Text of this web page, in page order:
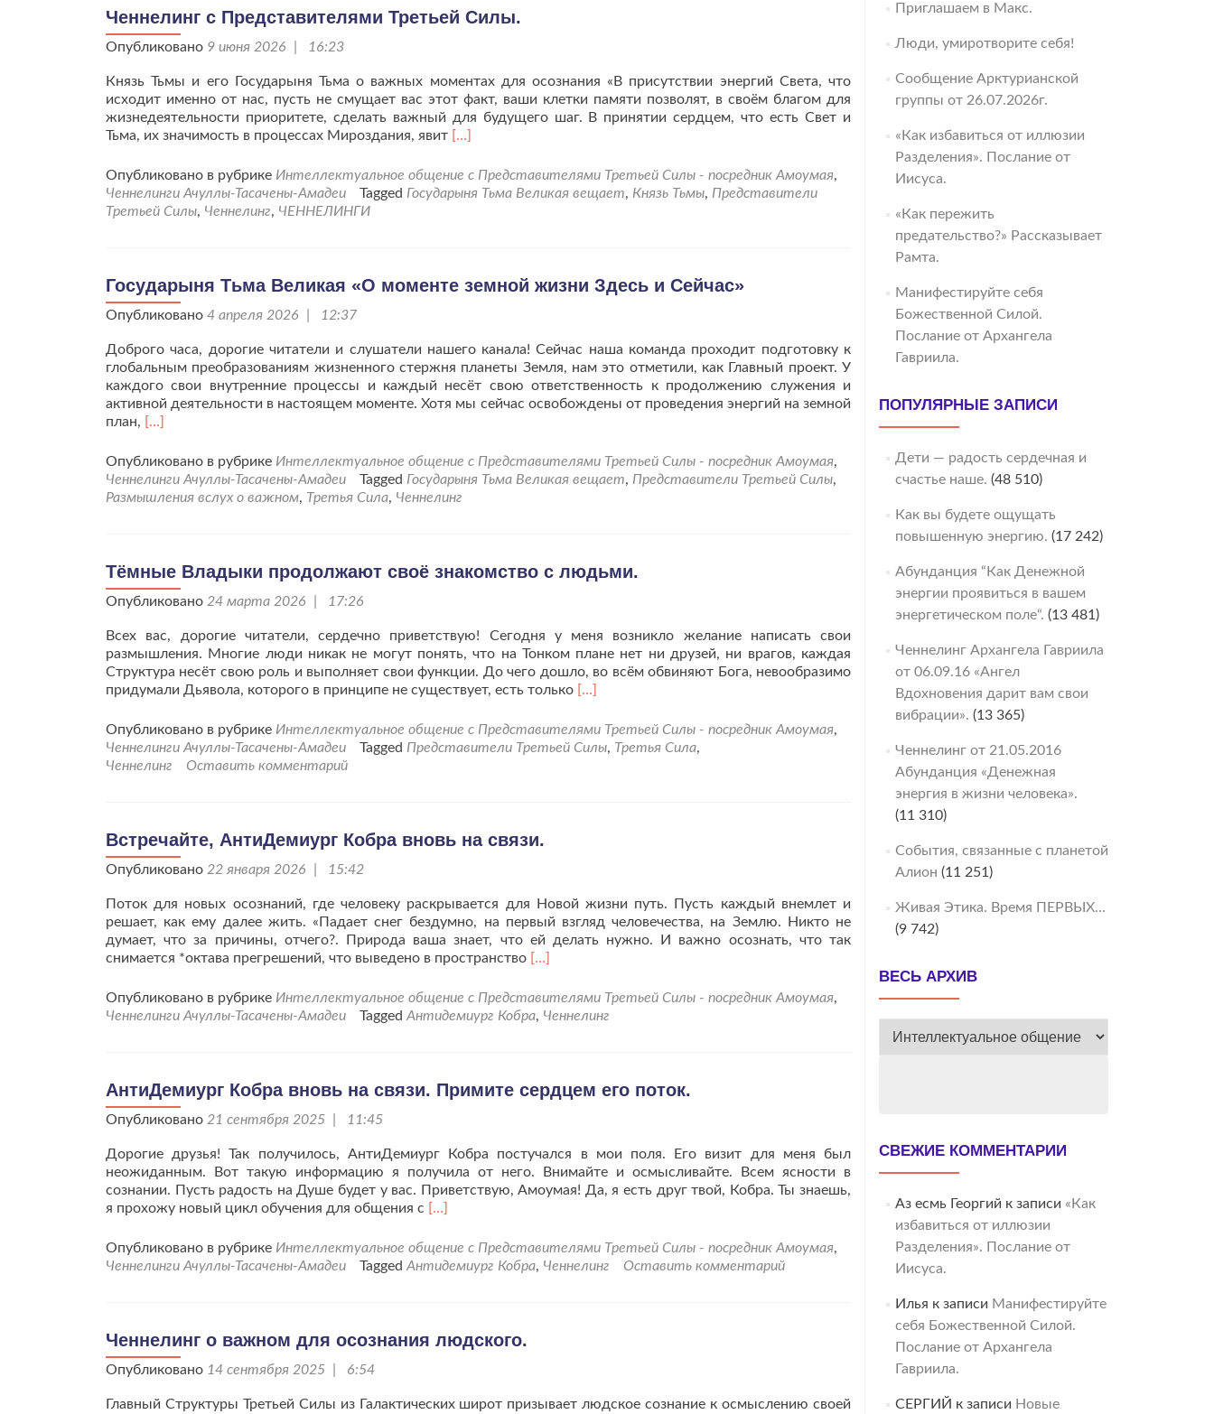
Ченнелинг с Представителями Третьей Силы.
Опубликовано 9 июня 2026 | 16:23
Князь Тьмы и его Государыня Тьма о важных моментах для осознания «В присутствии энергий Света, что
исходит именно от нас, пусть не смущает вас этот факт, ваши клетки памяти позволят, в своём благом для
жизнедеятельности приоритете, сделать важный для будущего шаг. В принятии сердцем, что есть Свет и
Тьма, их значимость в процессах Мироздания, явит Читать
проЧеннелинг
с
[…]
Опубликовано в рубрике Интеллектуальное общение с Представителями Третьей Силы - посредник Амоумая,
Ченнелинги Ачуллы-Тасачены-Амадеи
Tagged Государыня Тьма Великая вещает, Князь Тьмы, Представители
Третьей Силы, Ченнелинг, ЧЕННЕЛИНГИ
Государыня Тьма Великая «О моменте земной жизни Здесь и Сейчас»
Опубликовано 4 апреля 2026 | 12:37
Доброго часа, дорогие читатели и слушатели нашего канала! Сейчас наша команда проходит подготовку к
глобальным преобразованиям жизненного стержня планеты Земля, нам это отметили, как Главный проект. У
каждого свои внутренние процессы и каждый несёт свою ответственность к продолжению служения и
активной деятельности в настоящем моменте. Хотя мы сейчас освобождены от проведения энергий на земной
план, Читать
проГосударыня
Тьма
Великая
жизни
и
[…]
Опубликовано в рубрике Интеллектуальное общение с Представителями Третьей Силы - посредник Амоумая,
Ченнелинги Ачуллы-Тасачены-Амадеи
Tagged Государыня Тьма Великая вещает, Представители Третьей Силы,
Размышления вслух о важном, Третья Сила, Ченнелинг
Тёмные Владыки продолжают своё знакомство с людьми.
Опубликовано 24 марта 2026 | 17:26
Всех вас, дорогие читатели, сердечно приветствую! Сегодня у меня возникло желание написать свои
размышления. Многие люди никак не могут понять, что на Тонком плане нет ни друзей, ни врагов, каждая
Структура несёт свою роль и выполняет свои функции. До чего дошло, во всём обвиняют Бога, невообразимо
придумали Дьявола, которого в принципе не существует, есть только Читать
проТёмные
Владыки
[…]
Опубликовано в рубрике Интеллектуальное общение с Представителями Третьей Силы - посредник Амоумая,
Ченнелинги Ачуллы-Тасачены-Амадеи
Tagged Представители Третьей Силы, Третья Сила,
Ченнелинг
Оставить комментарий
Встречайте, АнтиДемиург Кобра вновь на связи.
Опубликовано 22 января 2026 | 15:42
Поток для новых осознаний, где человеку раскрывается для Новой жизни путь. Пусть каждый внемлет и
решает, как ему далее жить. «Падает снег бездумно, на первый взгляд человечества, на Землю. Никто не
думает, что за причины, отчего?. Природа ваша знает, что ей делать нужно. И важно осознать, что так
снимается *октава прегрешений, что выведено в пространство Читать
проВстречайте,
АнтиДемиург
связи.
[…]
Опубликовано в рубрике Интеллектуальное общение с Представителями Третьей Силы - посредник Амоумая,
Ченнелинги Ачуллы-Тасачены-Амадеи
Tagged Антидемиург Кобра, Ченнелинг
АнтиДемиург Кобра вновь на связи. Примите сердцем его поток.
Опубликовано 21 сентября 2025 | 11:45
Дорогие друзья! Так получилось, АнтиДемиург Кобра постучался в мои поля. Его визит для меня был
неожиданным. Вот такую информацию я получила от него. Внимайте и осмысливайте. Всем ясности в
сознании. Пусть радость на Душе будет у вас. Приветствую, Амоумая! Да, я есть друг твой, Кобра. Ты знаешь,
я прохожу новый цикл обучения для общения с Читать
проАнтиДемиург
Кобра
Примите
сердцем
[…]
Опубликовано в рубрике Интеллектуальное общение с Представителями Третьей Силы - посредник Амоумая,
Ченнелинги Ачуллы-Тасачены-Амадеи
Tagged Антидемиург Кобра, Ченнелинг Оставить комментарий
Ченнелинг о важном для осознания людского.
Опубликовано 14 сентября 2025 | 6:54
Главный Структуры Третьей Силы из Галактических широт призывает людское сознание к осмыслению своей
Приглашаем в Макс.
Люди, умиротворите себя!
Сообщение Арктурианской
группы от 26.07.2026г.
«Как избавиться от иллюзии
Разделения». Послание от
Иисуса.
«Как пережить
предательство?» Рассказывает
Рамта.
Манифестируйте себя
Божественной Силой.
Послание от Архангела
Гавриила.
ПОПУЛЯРНЫЕ ЗАПИСИ
Дети — радость сердечная и
счастье наше. (48 510)
Как вы будете ощущать
повышенную энергию. (17 242)
Абунданция “Как Денежной
энергии проявиться в вашем
энергетическом поле“. (13 481)
Ченнелинг Архангела Гавриила
от 06.09.16 «Ангел
Вдохновения дарит вам свои
вибрации». (13 365)
Ченнелинг от 21.05.2016
Абунданция «Денежная
энергия в жизни человека».
(11 310)
События, связанные с планетой
Алион (11 251)
Живая Этика. Время ПЕРВЫХ…
(9 742)
ВЕСЬ АРХИВ
ВЕСЬ
СВЕЖИЕ КОММЕНТАРИИ
Аз есмь Георгий к записи «Как
избавиться от иллюзии
Разделения». Послание от
Иисуса.
Илья к записи Манифестируйте
себя Божественной Силой.
Послание от Архангела
Гавриила.
СЕРГИЙ к записи Новые